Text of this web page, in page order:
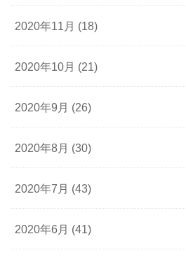
2020年11月 (18)
2020年10月 (21)
2020年9月 (26)
2020年8月 (30)
2020年7月 (43)
2020年6月 (41)